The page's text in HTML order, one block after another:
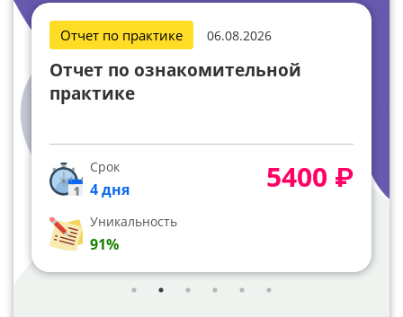
Отчет по практике 06.08.2026
ознакомительная практика
Срок
4 дня
Уникальность
85%
5600 ₽